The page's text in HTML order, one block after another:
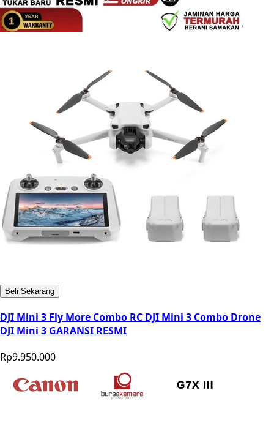
Beli Sekarang
DJI Mini 3 Fly More Combo RC DJI Mini 3 Combo Drone
DJI Mini 3 GARANSI RESMI
Rp9.950.000